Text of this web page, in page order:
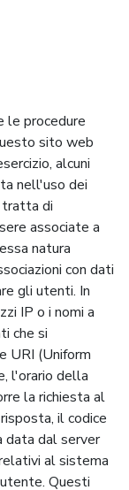
le procedure
sito web
alcuni
nell'uso dei
tratta di
associate a
natura
con dati
gli utenti. In
IP o i nomi a
che si
URI (Uniform
l'orario della
la richiesta al
il codice
data dal server
al sistema
Questi